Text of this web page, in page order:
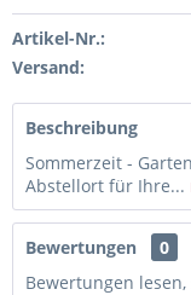
Artikel-Nr.:
Versand:
Beschreibung
Sommerzeit -
Abstellort für Ihre...
Bewertungen
0
Bewertungen